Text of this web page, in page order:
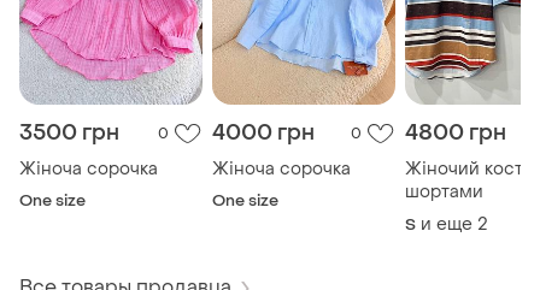
3500 грн 0
Жіноча сорочка
One size
4000 грн 0
Жіноча сорочка
One size
4800 грн
Жіночий
шортами
S и еще 2